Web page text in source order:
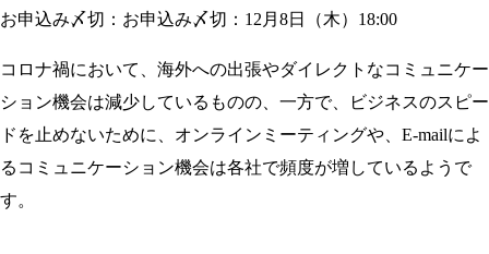
お申込み〆切：お申込み〆切：12月8日（木）18:00
コロナ禍において、海外への出張やダイレクトなコミュニケー
ション機会は減少しているものの、一方で、ビジネスのスピー
ドを止めないために、オンラインミーティングや、E-mailによ
るコミュニケーション機会は各社で頻度が増しているようで
す。